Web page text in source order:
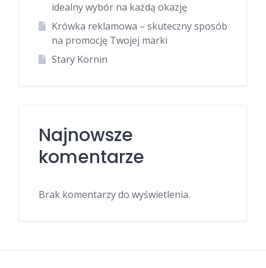
idealny wybór na każdą okazję
Krówka reklamowa – skuteczny sposób
na promocję Twojej marki
Stary Kornin
Najnowsze
komentarze
Brak komentarzy do wyświetlenia.